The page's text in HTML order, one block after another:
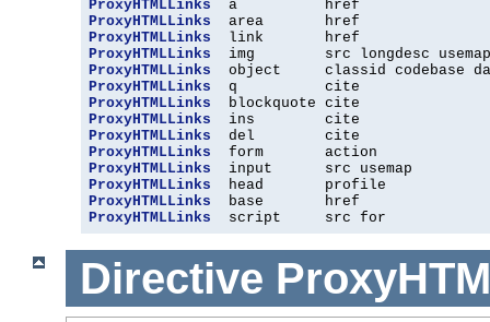
ProxyHTMLLinks
ProxyHTMLLinks
ProxyHTMLLinks
ProxyHTMLLinks
ProxyHTMLLinks
ProxyHTMLLinks
ProxyHTMLLinks
ProxyHTMLLinks
ProxyHTMLLinks
ProxyHTMLLinks
ProxyHTMLLinks
ProxyHTMLLinks
ProxyHTMLLinks
ProxyHTMLLinks
  script     src for
Directive